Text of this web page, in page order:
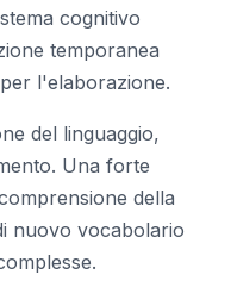
cognitivo
temporanea
l'elaborazione.
del linguaggio,
Una forte
della
nuovo vocabolario